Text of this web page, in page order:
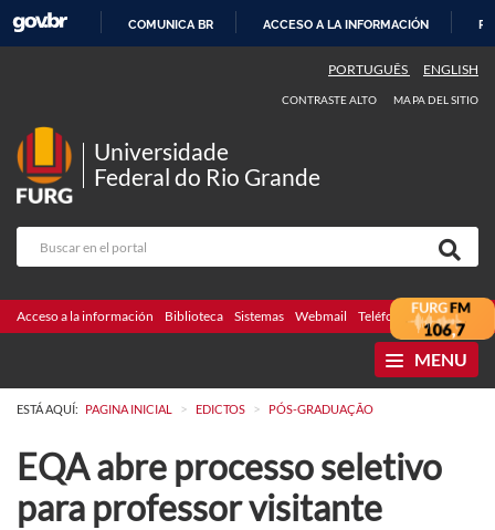
CONTENIDO
COMUNICA BR ACCESO A LA INFORMACIÓN
PORTUGUÊS ENGLISH
CONTRASTE ALTO MAPA DEL SITIO
Universidade
Federal do Rio Grande
Acceso a la información Biblioteca Sistemas Webmail Teléfonos Licitaciones
MENU
ESTÁ AQUÍ: PAGINA INICIAL > EDICTOS > PÓS-GRADUAÇÃO
EQA abre processo seletivo
para professor visitante